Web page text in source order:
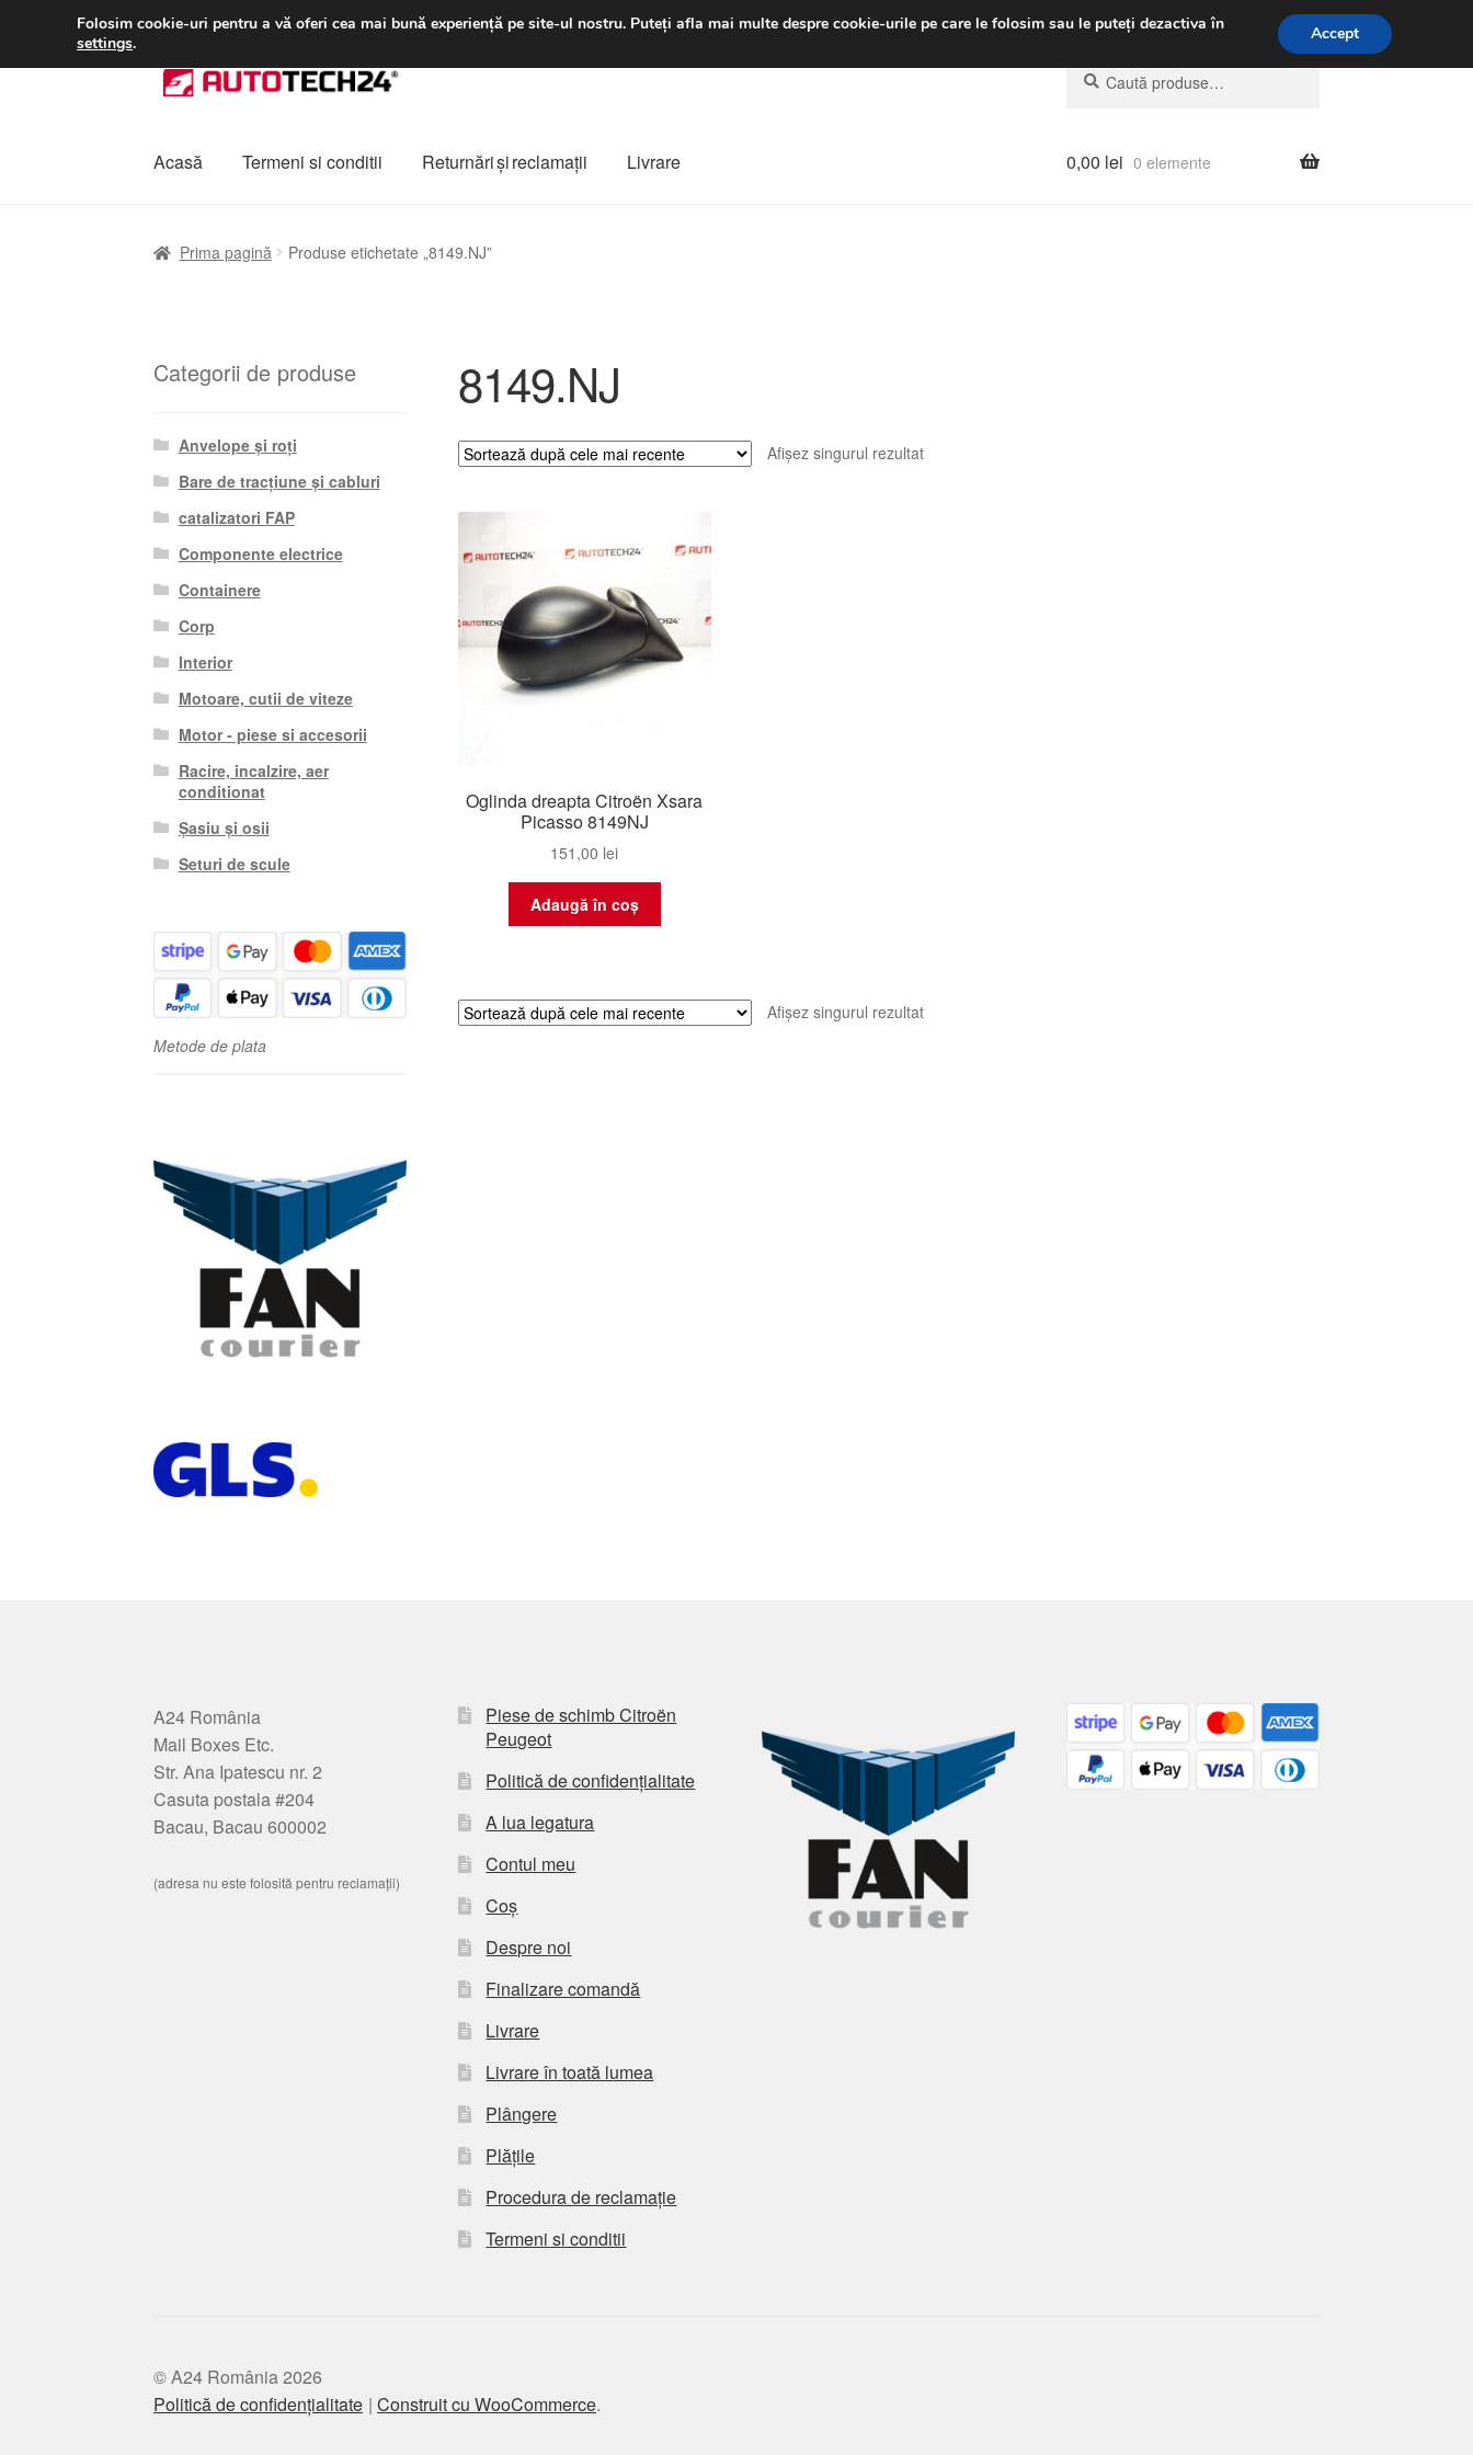
LIVRARE de la 33 lei luni-vineri 9 a.m. - 4 p.m.031 229 6816
Sari
la
Sari
la
Caută
după:
Caută
Acasă Termeni si conditii Returnări şi reclamații Livrare 0,00 lei 0 elemente
Prima pagină Produse etichetate „8149.NJ”
8149.NJ
Afișez singurul rezultat
Oglinda dreapta Citroën Xsara
Picasso 8149NJ
151,00 lei
Adaugă în coș
Afișez singurul rezultat
Categorii de produse
Anvelope și roți
Bare de tracțiune și cabluri
catalizatori FAP
Componente electrice
Containere
Corp
Interior
Motoare, cutii de viteze
Motor - piese si accesorii
Racire, incalzire, aer
conditionat
Șasiu și osii
Seturi de scule
Metode de plata
A24 România
Mail Boxes Etc.
Str. Ana Ipatescu nr. 2
Casuta postala #204
Bacau, Bacau 600002
(adresa nu este folosită pentru reclamații)
Piese de schimb Citroën
Peugeot
Politică de confidențialitate
A lua legatura
Contul meu
Coș
Despre noi
Finalizare comandă
Livrare
Livrare în toată lumea
Plângere
Plățile
Procedura de reclamație
Termeni si conditii
© A24 România 2026
Politică de confidențialitate Construit cu WooCommerce.
Folosim cookie-uri pentru a vă oferi cea mai bună experiență pe site-ul nostru. Puteți afla mai multe despre cookie-urile pe care le folosim sau le puteți dezactiva în
settings. Accept